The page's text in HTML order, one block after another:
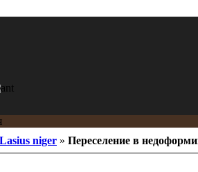
Lasius niger » Переселение в